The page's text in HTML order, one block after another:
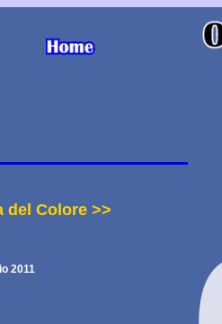
del Colore >>
2011